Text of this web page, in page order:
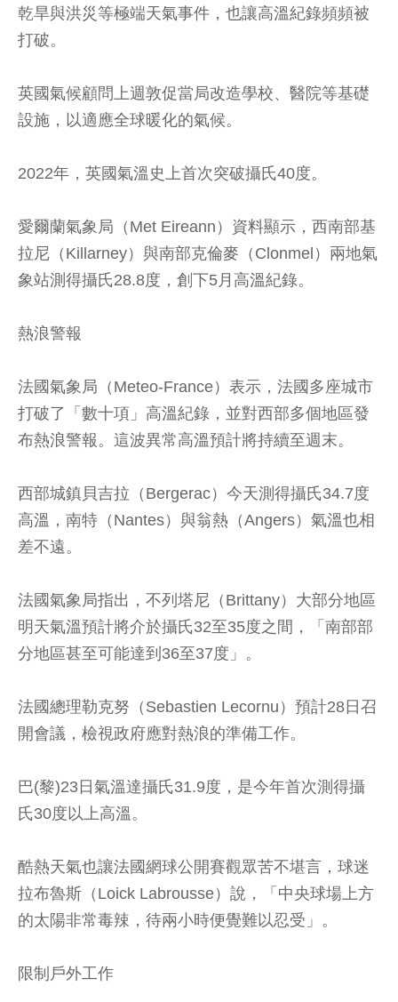
乾旱與洪災等極端天氣事件，也讓高溫紀錄頻頻被
打破。
英國氣候顧問上週敦促當局改造學校、醫院等基礎
設施，以適應全球暖化的氣候。
2022年，英國氣溫史上首次突破攝氏40度。
愛爾蘭氣象局（Met Eireann）資料顯示，西南部基
拉尼（Killarney）與南部克倫麥（Clonmel）兩地氣
象站測得攝氏28.8度，創下5月高溫紀錄。
熱浪警報
法國氣象局（Meteo-France）表示，法國多座城市
打破了「數十項」高溫紀錄，並對西部多個地區發
布熱浪警報。這波異常高溫預計將持續至週末。
西部城鎮貝吉拉（Bergerac）今天測得攝氏34.7度
高溫，南特（Nantes）與翁熱（Angers）氣溫也相
差不遠。
法國氣象局指出，不列塔尼（Brittany）大部分地區
明天氣溫預計將介於攝氏32至35度之間，「南部部
分地區甚至可能達到36至37度」。
法國總理勒克努（Sebastien Lecornu）預計28日召
開會議，檢視政府應對熱浪的準備工作。
巴(黎)23日氣溫達攝氏31.9度，是今年首次測得攝
氏30度以上高溫。
酷熱天氣也讓法國網球公開賽觀眾苦不堪言，球迷
拉布魯斯（Loick Labrousse）說，「中央球場上方
的太陽非常毒辣，待兩小時便覺難以忍受」。
限制戶外工作